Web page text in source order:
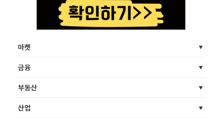
마켓
금융
부동산
산업